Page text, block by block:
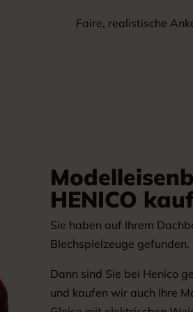
Faire, realistische
HENICO
Sie haben auf Ihrem
Blechspielzeuge
Dann sind Sie bei Henico
und kaufen wir auch Ihre